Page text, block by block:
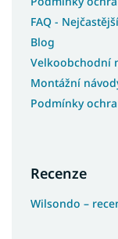
FAQ -
Blog
Velkoobchodní
Montážní
Podmínky
Recenze
Wilsondo –